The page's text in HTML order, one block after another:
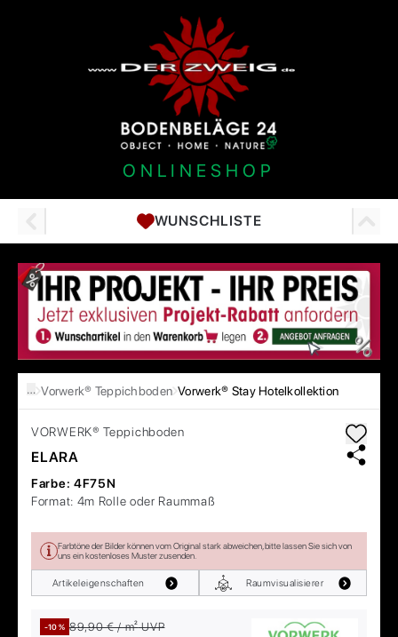
ONLINESHOP
WUNSCHLISTE
… Vorwerk® Teppichboden Vorwerk® Stay Hotelkollektion
VORWERK® Teppichboden
ELARA
Farbe: 4F75N
Format: 4m Rolle oder Raummaß
Farbtöne der Bilder können vom Original stark abweichen, bitte lassen Sie sich von
uns ein kostenloses Muster zusenden.
Artikeleigenschaften Raumvisualisierer
-10 % 89,90 € / m²UVP